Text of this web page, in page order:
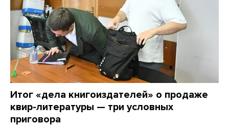
Итог «дела книгоиздателей» о продаже
квир-литературы — три условных
приговора